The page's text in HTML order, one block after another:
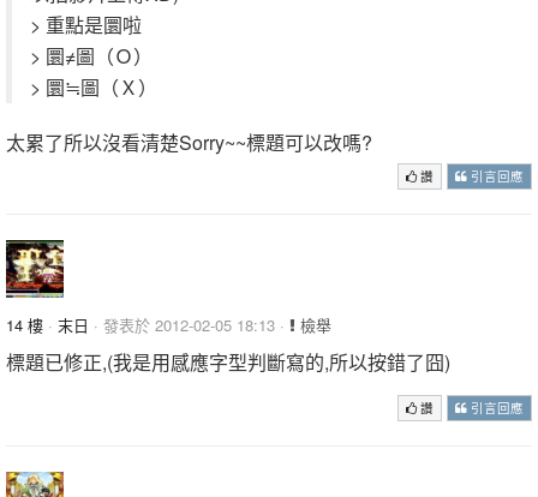
> 重點是圜啦
> 圜≠圖（Ｏ）
> 圜≒圖（Ｘ）
太累了所以沒看清楚Sorry~~標題可以改嗎?
讚 引言回應
14 樓 · 末日 · 發表於 2012-02-05 18:13 · 檢舉
標題已修正,(我是用感應字型判斷寫的,所以按錯了囧)
讚 引言回應